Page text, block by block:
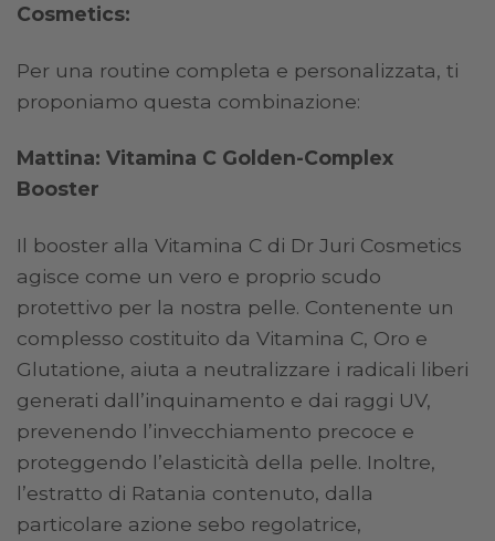
Cosmetics:
Per una routine completa e personalizzata, ti
proponiamo questa combinazione:
Mattina: Vitamina C Golden-Complex
Booster
Il booster alla Vitamina C di Dr Juri Cosmetics
agisce come un vero e proprio scudo
protettivo per la nostra pelle. Contenente un
complesso costituito da Vitamina C, Oro e
Glutatione, aiuta a neutralizzare i radicali liberi
generati dall’inquinamento e dai raggi UV,
prevenendo l’invecchiamento precoce e
proteggendo l’elasticità della pelle. Inoltre,
l’estratto di Ratania contenuto, dalla
particolare azione sebo regolatrice,